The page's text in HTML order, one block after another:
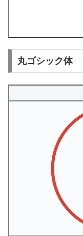
丸ゴシック体